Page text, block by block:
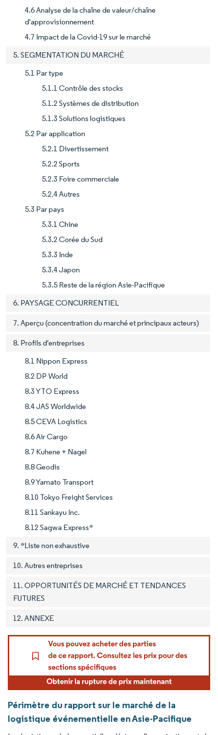
4.6 Analyse de la chaîne de valeur/chaîne
d'approvisionnement
4.7 Impact de la Covid-19 sur le marché
5. SEGMENTATION DU MARCHÉ
5.1 Par type
5.1.1 Contrôle des stocks
5.1.2 Systèmes de distribution
5.1.3 Solutions logistiques
5.2 Par application
5.2.1 Divertissement
5.2.2 Sports
5.2.3 Foire commerciale
5.2.4 Autres
5.3 Par pays
5.3.1 Chine
5.3.2 Corée du Sud
5.3.3 Inde
5.3.4 Japon
5.3.5 Reste de la région Asie-Pacifique
6. PAYSAGE CONCURRENTIEL
7. Aperçu (concentration du marché et principaux acteurs)
8. Profils d'entreprises
8.1 Nippon Express
8.2 DP World
8.3 YTO Express
8.4 JAS Worldwide
8.5 CEVA Logistics
8.6 Air Cargo
8.7 Kuhene + Nagel
8.8 Geodis
8.9 Yamato Transport
8.10 Tokyo Freight Services
8.11 Sankayu Inc.
8.12 Sagwa Express*
9. *Liste non exhaustive
10. Autres entreprises
11. OPPORTUNITÉS DE MARCHÉ ET TENDANCES
FUTURES
12. ANNEXE
Périmètre du rapport sur le marché de la
logistique événementielle en Asie-Pacifique